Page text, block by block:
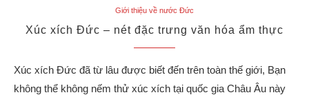
Giới thiệu về nước Đức
Xúc xích Đức – nét đặc trưng văn hóa ẩm thực
Xúc xích Đức đã từ lâu được biết đến trên toàn thế giới, Bạn
không thể không nếm thử xúc xích tại quốc gia Châu Âu này